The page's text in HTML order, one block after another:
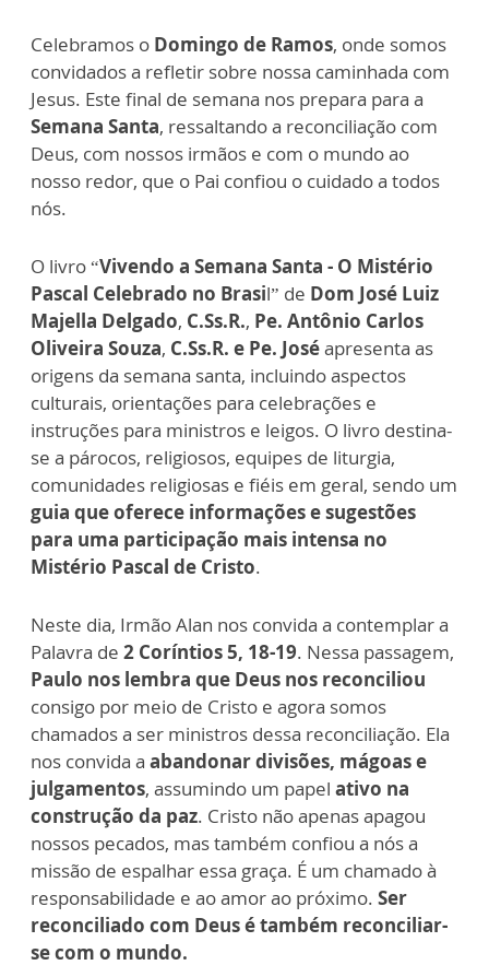
Celebramos o Domingo de Ramos, onde somos
convidados a refletir sobre nossa caminhada com
Jesus. Este final de semana nos prepara para a
Semana Santa, ressaltando a reconciliação com
Deus, com nossos irmãos e com o mundo ao
nosso redor, que o Pai confiou o cuidado a todos
nós.
O livro “Vivendo a Semana Santa - O Mistério
Pascal Celebrado no Brasil” de Dom José Luiz
Majella Delgado, C.Ss.R., Pe. Antônio Carlos
Oliveira Souza, C.Ss.R. e Pe. Joséapresenta as
origens da semana santa, incluindo aspectos
culturais, orientações para celebrações e
instruções para ministros e leigos. O livro destina-
se a párocos, religiosos, equipes de liturgia,
comunidades religiosas e fiéis em geral, sendo um
guia que oferece informações e sugestões
para uma participação mais intensa no
Mistério Pascal de Cristo.
Neste dia, Irmão Alan nos convida a contemplar a
Palavra de 2 Coríntios 5, 18-19. Nessa passagem,
Paulo nos lembra que Deus nos reconciliou
consigo por meio de Cristo e agora somos
chamados a ser ministros dessa reconciliação. Ela
nos convida a abandonar divisões, mágoas e
julgamentos, assumindo um papel ativo na
construção da paz. Cristo não apenas apagou
nossos pecados, mas também confiou a nós a
missão de espalhar essa graça. É um chamado à
responsabilidade e ao amor ao próximo. Ser
reconciliado com Deus é também reconciliar-
se com o mundo.